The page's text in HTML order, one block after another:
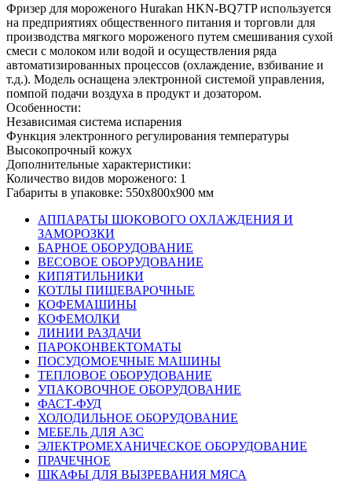
Фризер для мороженого Hurakan HKN-BQ7TP используется
на предприятиях общественного питания и торговли для
производства мягкого мороженого путем смешивания сухой
смеси с молоком или водой и осуществления ряда
автоматизированных процессов (охлаждение, взбивание и
т.д.). Модель оснащена электронной системой управления,
помпой подачи воздуха в продукт и дозатором.
Особенности:
Независимая система испарения
Функция электронного регулирования температуры
Высокопрочный кожух
Дополнительные характеристики:
Количество видов мороженого: 1
Габариты в упаковке: 550х800х900 мм
АППАРАТЫ ШОКОВОГО ОХЛАЖДЕНИЯ И
ЗАМОРОЗКИ
БАРНОЕ ОБОРУДОВАНИЕ
ВЕСОВОЕ ОБОРУДОВАНИЕ
КИПЯТИЛЬНИКИ
КОТЛЫ ПИЩЕВАРОЧНЫЕ
КОФЕМАШИНЫ
КОФЕМОЛКИ
ЛИНИИ РАЗДАЧИ
ПАРОКОНВЕКТОМАТЫ
ПОСУДОМОЕЧНЫЕ МАШИНЫ
ТЕПЛОВОЕ ОБОРУДОВАНИЕ
УПАКОВОЧНОЕ ОБОРУДОВАНИЕ
ФАСТ-ФУД
ХОЛОДИЛЬНОЕ ОБОРУДОВАНИЕ
МЕБЕЛЬ ДЛЯ АЗС
ЭЛЕКТРОМЕХАНИЧЕСКОЕ ОБОРУДОВАНИЕ
ПРАЧЕЧНОЕ
ШКАФЫ ДЛЯ ВЫЗРЕВАНИЯ МЯСА